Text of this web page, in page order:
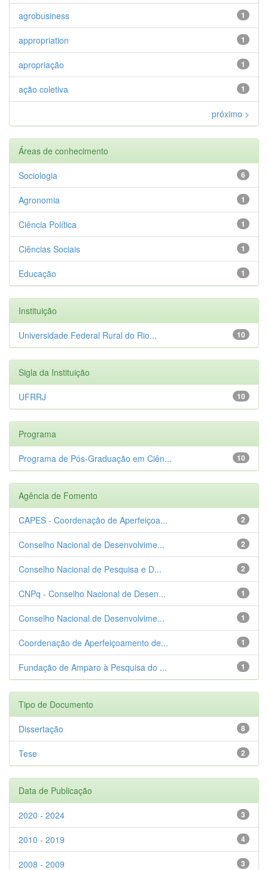
1
agrobusiness
1
appropriation
1
apropriação
1
ação coletiva
próximo >
Áreas de conhecimento
6
Sociologia
1
Agronomia
1
Ciência Política
1
Ciências Sociais
1
Educação
Instituição
10
Universidade Federal Rural do Rio...
Sigla da Instituição
10
UFRRJ
Programa
10
Programa de Pós-Graduação em Ciên...
Agência de Fomento
2
CAPES - Coordenação de Aperfeiçoa...
2
Conselho Nacional de Desenvolvime...
2
Conselho Nacional de Pesquisa e D...
1
CNPq - Conselho Nacional de Desen...
1
Conselho Nacional de Desenvolvime...
1
Coordenação de Aperfeiçoamento de...
1
Fundação de Amparo à Pesquisa do ...
Tipo de Documento
8
Dissertação
2
Tese
Data de Publicação
3
2020 - 2024
4
2010 - 2019
3
2008 - 2009